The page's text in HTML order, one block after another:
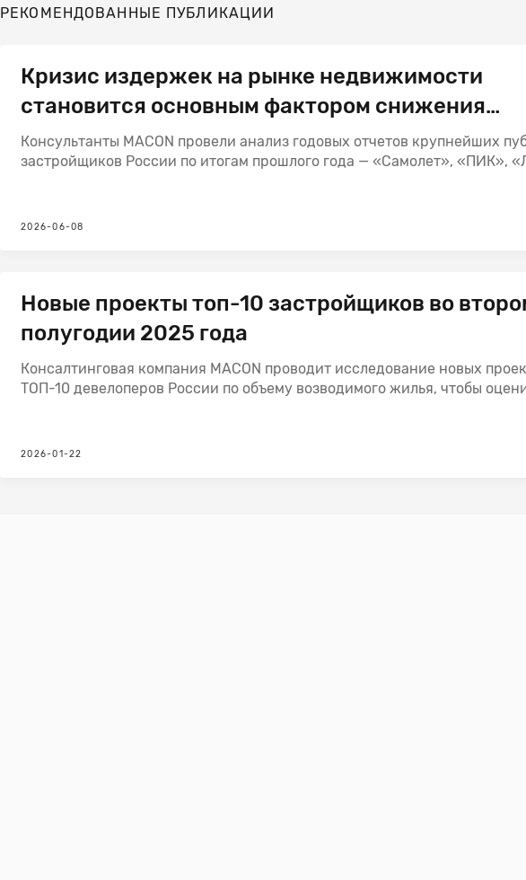
РЕКОМЕНДОВАННЫЕ ПУБЛИКАЦИИ
Кризис издержек на рынке недвижимости
становится основным фактором снижения
рентабельности публичных российских
девелоперов
Консультанты MACON провели анализ годовых отчетов крупнейших
застройщиков России по итогам прошлого года — «Самолет», «ПИК»,
2026-06-08
Новые проекты топ-10 застройщиков во
полугодии 2025 года
Консалтинговая компания MACON проводит исследование новых
ТОП-10 девелоперов России по объему возводимого жилья, чтобы
2026-01-22